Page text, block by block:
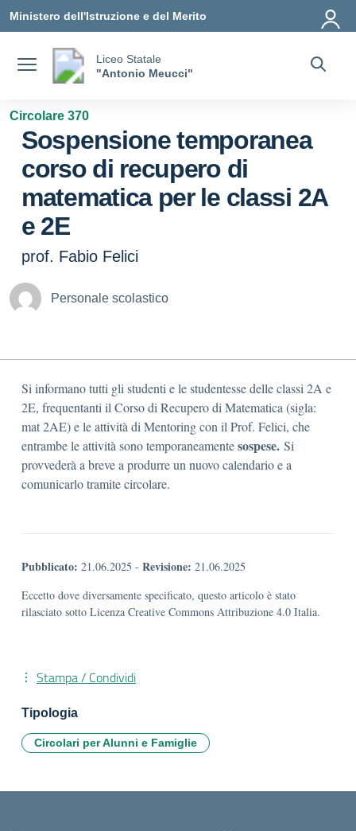
Vai ai contenuti
Vai al menu di navigazione
Vai al footer
Ministero dell'Istruzione e del Merito
Liceo Statale
"Antonio Meucci"
Circolare 370
Sospensione temporanea
corso di recupero di
matematica per le classi 2A
e 2E
prof. Fabio Felici
Personale scolastico
Si informano tutti gli studenti e le studentesse delle classi 2A e
2E, frequentanti il Corso di Recupero di Matematica (sigla:
mat 2AE) e le attività di Mentoring con il Prof. Felici, che
entrambe le attività sono temporaneamentesospese. Si
provvederà a breve a produrre un nuovo calendario e a
comunicarlo tramite circolare.
Pubblicato: 21.06.2025 - Revisione: 21.06.2025
Eccetto dove diversamente specificato, questo articolo è stato
rilasciato sotto Licenza Creative Commons Attribuzione 4.0 Italia.
Stampa / Condividi
Tipologia
Circolari per Alunni e Famiglie